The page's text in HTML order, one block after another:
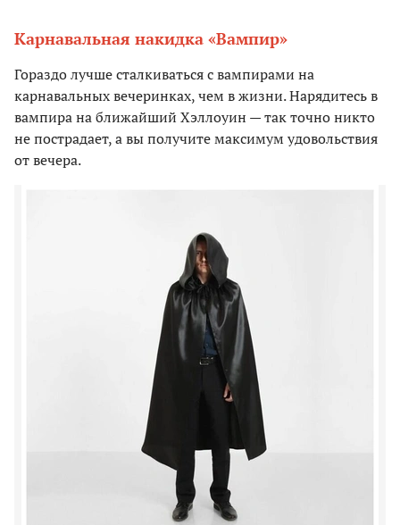
Карнавальная накидка «Вампир»
Гораздо лучше сталкиваться с вампирами на
карнавальных вечеринках, чем в жизни. Нарядитесь в
вампира на ближайший Хэллоуин — так точно никто
не пострадает, а вы получите максимум удовольствия
от вечера.